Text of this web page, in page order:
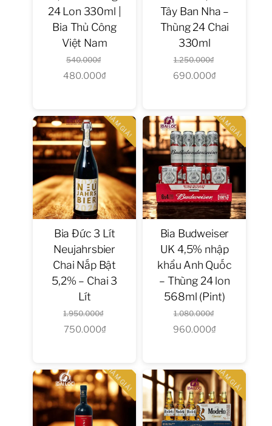
24 Lon 330ml |
Bia Thủ Công
Việt Nam
540.000₫
gốc
480.000₫Giá
là:
480.000₫.
Tây Ban Nha –
Thùng 24 Chai
330ml
1.250.000₫
gốc
690.000₫Giá
là:
690.000₫.
GIẢM GIÁ!
Bia Đức 3 Lít
Neujahrsbier
Chai Nắp Bật
5,2% – Chai 3
Lít
1.950.000₫
gốc
750.000₫Giá
là:
750.000₫.
GIẢM GIÁ!
Bia Budweiser
UK 4,5% nhập
khẩu Anh Quốc
– Thùng 24 lon
568ml (Pint)
1.080.000₫
gốc
960.000₫Giá
là:
960.000₫.
GIẢM GIÁ! GIẢM GIÁ!